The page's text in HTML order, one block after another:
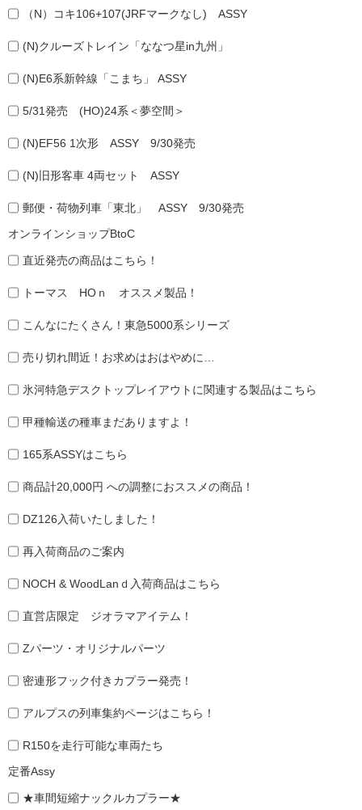
（N）コキ106+107(JRFマークなし) ASSY
(N)クルーズトレイン「ななつ星in九州」
(N)E6系新幹線「こまち」 ASSY
5/31発売 (HO)24系＜夢空間＞
(N)EF56 1次形 ASSY 9/30発売
(N)旧形客車 4両セット ASSY
郵便・荷物列車「東北」 ASSY 9/30発売
オンラインショップBtoC
直近発売の商品はこちら！
トーマス HOｎ オススメ製品！
こんなにたくさん！東急5000系シリーズ
売り切れ間近！お求めはおはやめに…
氷河特急デスクトップレイアウトに関連する製品はこちら
甲種輸送の種車まだありますよ！
165系ASSYはこちら
商品計20,000円 への調整におススメの商品！
DZ126入荷いたしました！
再入荷商品のご案内
NOCH & WoodLanｄ入荷商品はこちら
直営店限定 ジオラマアイテム！
Zパーツ・オリジナルパーツ
密連形フック付きカプラー発売！
アルプスの列車集約ページはこちら！
R150を走行可能な車両たち
定番Assy
★車間短縮ナックルカプラー★